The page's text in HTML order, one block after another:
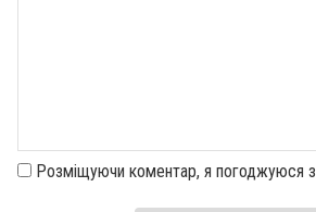
Розміщуючи коментар, я погоджуюся з